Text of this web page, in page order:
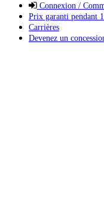
Connexion /
Prix garanti pendant
Carrières
Devenez un